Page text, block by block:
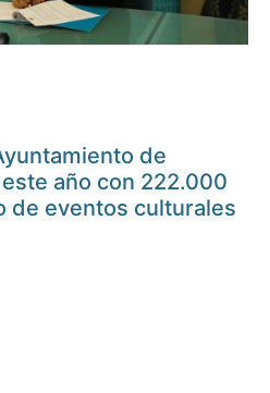
de
año con 222.000
de eventos culturales